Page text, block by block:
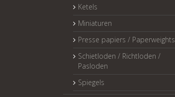
Ketels
Miniaturen
Presse papiers / Paperweights
Schietloden / Richtloden /
Pasloden
Spiegels